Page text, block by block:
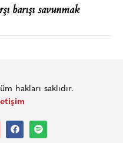
barışı savunmak
hakları saklıdır.